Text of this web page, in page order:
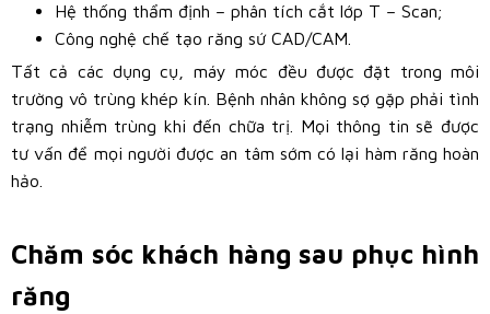
Hệ thống thẩm định – phân tích cắt lớp T – Scan;
Công nghệ chế tạo răng sứ CAD/CAM.
Tất cả các dụng cụ, máy móc đều được đặt trong môi
trường vô trùng khép kín. Bệnh nhân không sợ gặp phải tình
trạng nhiễm trùng khi đến chữa trị. Mọi thông tin sẽ được
tư vấn để mọi người được an tâm sớm có lại hàm răng hoàn
hảo.
Chăm sóc khách hàng sau phục hình
răng